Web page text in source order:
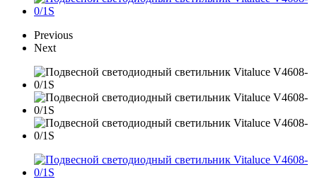
Previous
Next